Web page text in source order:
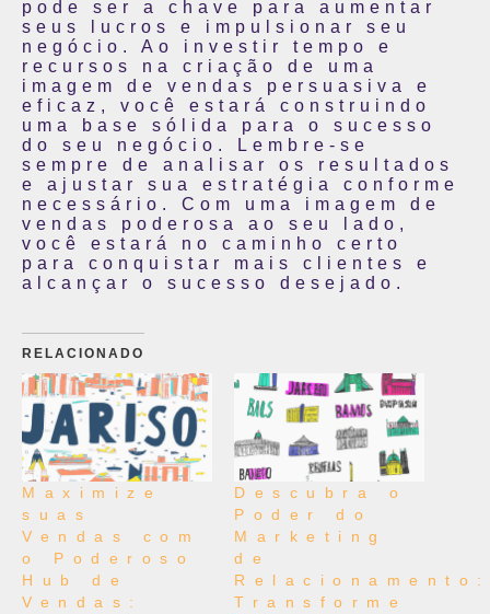
pode ser a chave para aumentar
seus lucros e impulsionar seu
negócio. Ao investir tempo e
recursos na criação de uma
imagem de vendas persuasiva e
eficaz, você estará construindo
uma base sólida para o sucesso
do seu negócio. Lembre-se
sempre de analisar os resultados
e ajustar sua estratégia conforme
necessário. Com uma imagem de
vendas poderosa ao seu lado,
você estará no caminho certo
para conquistar mais clientes e
alcançar o sucesso desejado.
RELACIONADO
Maximize
suas
Vendas com
o Poderoso
Hub de
Vendas:
Descubra o
Poder do
Marketing
de
Relacionamento:
Transforme